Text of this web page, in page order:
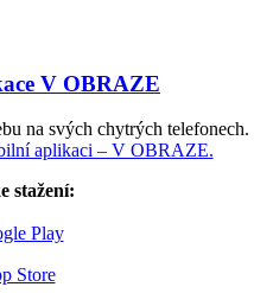
na svých chytrých telefonech.
aplikaci – V OBRAZE.
stažení: